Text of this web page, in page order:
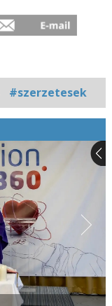
#szerzetesek